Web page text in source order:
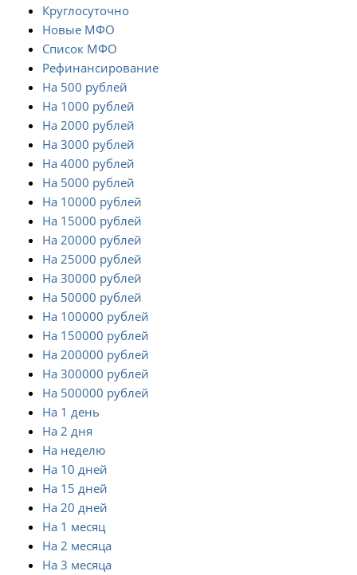
Круглосуточно
Новые МФО
Список МФО
Рефинансирование
На 500 рублей
На 1000 рублей
На 2000 рублей
На 3000 рублей
На 4000 рублей
На 5000 рублей
На 10000 рублей
На 15000 рублей
На 20000 рублей
На 25000 рублей
На 30000 рублей
На 50000 рублей
На 100000 рублей
На 150000 рублей
На 200000 рублей
На 300000 рублей
На 500000 рублей
На 1 день
На 2 дня
На неделю
На 10 дней
На 15 дней
На 20 дней
На 1 месяц
На 2 месяца
На 3 месяца